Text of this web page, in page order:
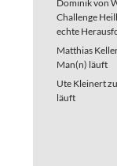
Dominik von
Challenge
echte
Matthias
Man(n) läuft
Ute Kleinertzu
läuft